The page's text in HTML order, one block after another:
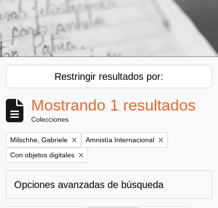
Restringir resultados por:
Mostrando 1 resultados
Colecciones
Remove filter:
Milschhe, Gabriele Remove filter:
Amnistía Internacional
Remove filter:
Con objetos digitales
Opciones avanzadas de búsqueda